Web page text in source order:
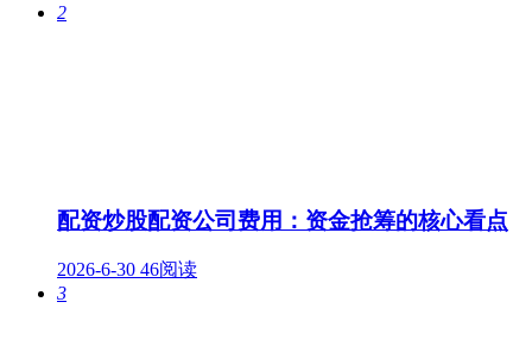
2
配资炒股配资公司费用：资金抢筹的核心看点
2026-6-30 46阅读
3